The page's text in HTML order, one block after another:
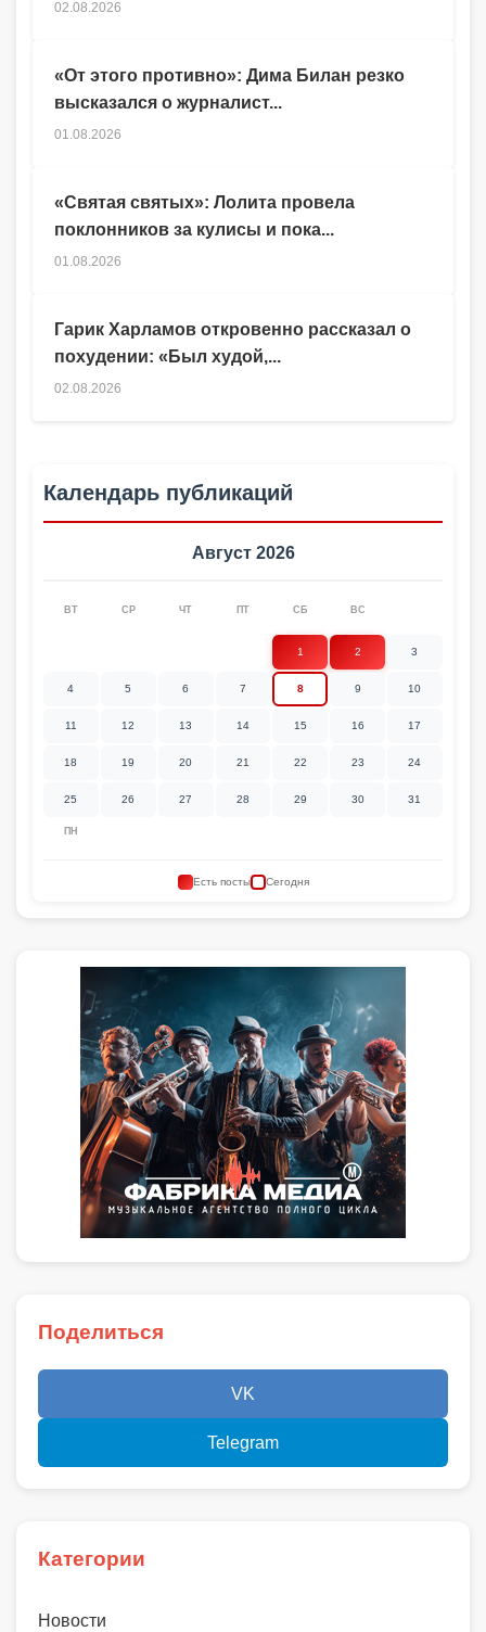
Гарик Харламов откровенно рассказал о
похудении: «Был худой,...
02.08.2026
02.08.2026
«От этого противно»: Дима Билан резко
высказался о журналист...
01.08.2026
«Святая святых»: Лолита провела
поклонников за кулисы и пока...
01.08.2026
Календарь публикаций
Август 2026
ПН
ВТ СР ЧТ ПТ СБ ВС
1 2 3
4 5 6 7 8 9 10
11 12 13 14 15 16 17
18 19 20 21 22 23 24
25 26 27 28 29 30 31
Есть посты Сегодня
Поделиться
VK
Telegram
Категории
Новости